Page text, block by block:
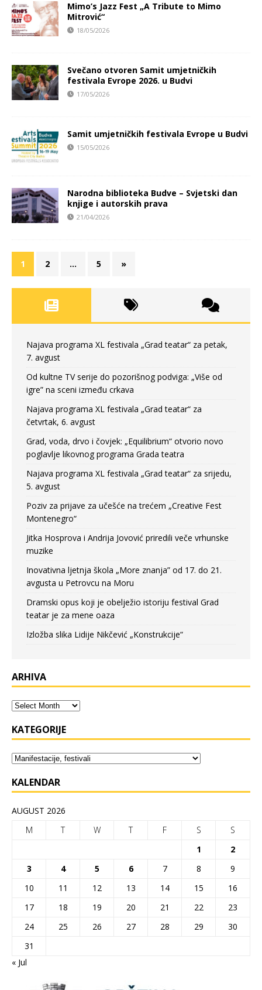
Mimo’s Jazz Fest „A Tribute to Mimo
Mitrović“
18/05/2026
Svečano otvoren Samit umjetničkih
festivala Evrope 2026. u Budvi
17/05/2026
Samit umjetničkih festivala Evrope u Budvi
15/05/2026
Narodna biblioteka Budve – Svjetski dan
knjige i autorskih prava
21/04/2026
1 2 … 5 »
Najava programa XL festivala „Grad teatar“ za petak,
7. avgust
Od kultne TV serije do pozorišnog podviga: „Više od
igre” na sceni između crkava
Najava programa XL festivala „Grad teatar“ za
četvrtak, 6. avgust
Grad, voda, drvo i čovjek: „Equilibrium“ otvorio novo
poglavlje likovnog programa Grada teatra
Najava programa XL festivala „Grad teatar“ za srijedu,
5. avgust
Poziv za prijave za učešće na trećem „Creative Fest
Montenegro“
Jitka Hosprova i Andrija Jovović priredili veče vrhunske
muzike
Inovativna ljetnja škola „More znanja” od 17. do 21.
avgusta u Petrovcu na Moru
Dramski opus koji je obelježio istoriju festival Grad
teatar je za mene oaza
Izložba slika Lidije Nikčević „Konstrukcije“
ARHIVA
KATEGORIJE
KALENDAR
AUGUST 2026
M
T W T F S
S
1
2
3
4 5 6 7 8
9
10
11 12 13 14 15
16
17
18 19 20 21 22
23
24
25 26 27 28 29
30
31
« Jul